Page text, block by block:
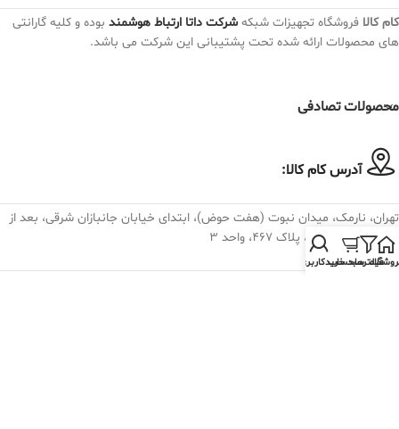
کام کالا فروشگاه تجهیزات شبکه شرکت داتا ارتباط هوشمند بوده و کلیه گارانتی
های محصولات ارائه شده تحت پشتیبانی این شرکت می باشد.
محصولات تصادفی
آدرس کام کالا:
تهران، نارمک، میدان نبوت (هفت حوض)، ابتدای خیابان جانبازان شرقی، بعد از
تقاطع خیابان لادن، پلاک ۴۶۷، واحد ۳
فیلترهاسبد خرید
حساب کاربری من